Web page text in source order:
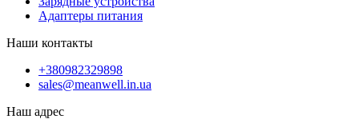
Адаптеры питания
Наши контакты
+380982329898
sales@meanwell.in.ua
Наш адрес